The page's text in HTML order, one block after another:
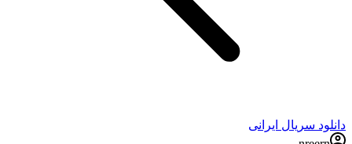
دانلود سریال ایرانی